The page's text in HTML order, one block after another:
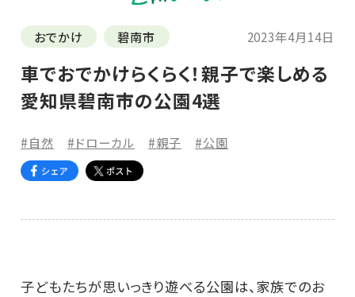
おでかけ 碧南市 2023年4月14日
車でおでかけらくらく！親子で楽しめる
愛知県碧南市の公園4選
#自然 #ドローカル #親子 #公園
子どもたちが思いっきり遊べる公園は、家族でのお